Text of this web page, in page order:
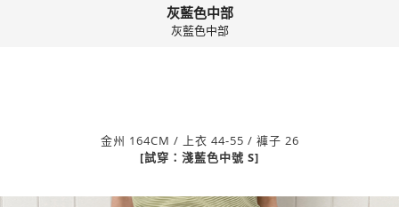
灰藍色中部
灰藍色中部
金州 164CM / 上衣 44-55 / 褲子 26
[試穿：淺藍色中號 S]